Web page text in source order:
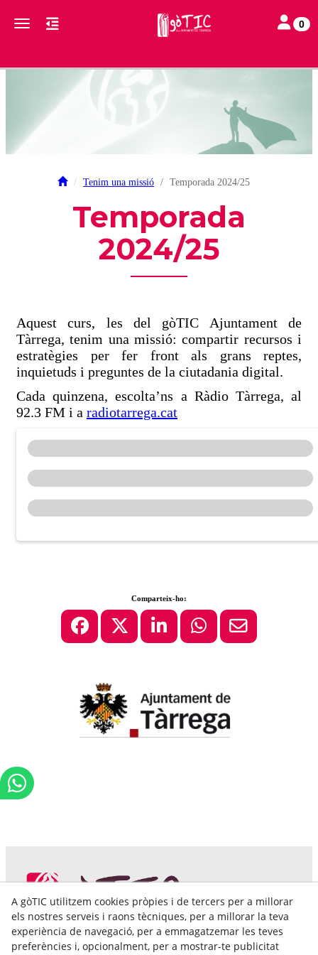
Toggle navigation Toggle
0
Tenim una missió Temporada 2024/25
Temporada
2024/25
Aquest curs, les del gòTIC Ajuntament de
Tàrrega, tenim una missió: compartir recursos i
estratègies per fer front als grans reptes,
inquietuds i preguntes de la ciutadania digital.
Cada quinzena, escolta’ns a Ràdio Tàrrega, al
92.3 FM i a radiotarrega.cat
Comparteix-ho:
A gòTIC utilitzem cookies pròpies i de tercers per a millorar
els nostres serveis i raons tècniques, per a millorar la teva
experiència de navegació, per a emmagatzemar les teves
preferències i, opcionalment, per a mostrar-te publicitat